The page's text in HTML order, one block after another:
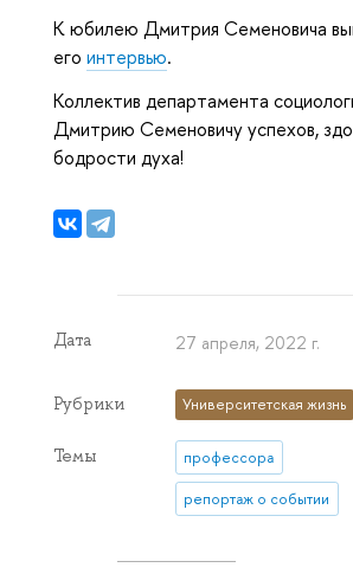
К юбилею Дмитрия Семеновича
его интервью.
Коллектив департамента
Дмитрию Семеновичу успехов,
бодрости духа!
Дата 27 апреля, 2022 г.
Рубрики Университетская жизнь
Темы профессора
репортаж о событии